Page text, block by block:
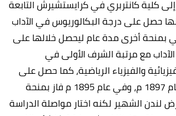
كلية كانتربري في كرايستشيرش التابعة
حصل على درجة البكالوريوس في الآداب
بمنحة أخرى مدة عام ليحصل خلالها على
مع مرتبة الشرف الأولى في
والفيزياء الرياضية، كما حصل على
بكالوريوس العلوم عام 1897 م، وفي عام 1895 م فاز بمنحة
لندن الشهير لكنه اختار مواصلة الدراسة